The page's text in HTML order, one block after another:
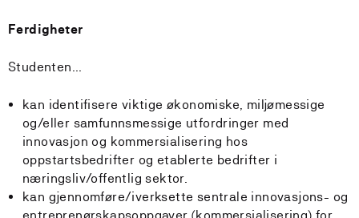
Ferdigheter
Studenten...
kan identifisere viktige økonomiske, miljømessige
og/eller samfunnsmessige utfordringer med
innovasjon og kommersialisering hos
oppstartsbedrifter og etablerte bedrifter i
næringsliv/offentlig sektor.
kan gjennomføre/iverksette sentrale innovasjons- og